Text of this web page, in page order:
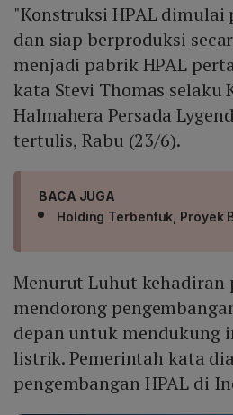
"Konstruksi HPAL dimulai
dan siap berproduksi
menjadi pabrik HPAL
kata Stevi Thomas selaku
Halmahera Persada
tertulis, Rabu (23/6).
BACA JUGA
Holding Terbentuk, Proyek
Menurut Luhut kehadiran
mendorong
depan untuk mendukung
listrik. Pemerintah kata
pengembangan HPAL di